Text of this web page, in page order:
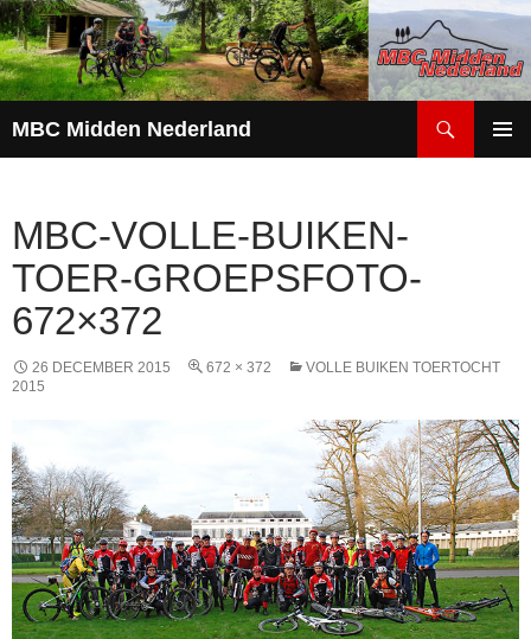
MBC Midden Nederland
INHOUD
MBC-VOLLE-BUIKEN-
TOER-GROEPSFOTO-
672×372
26 DECEMBER 2015 672 × 372
VOLLE BUIKEN TOERTOCHT
2015